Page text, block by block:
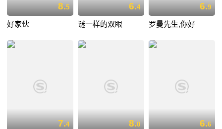
8.5
好家伙
6.4
谜一样的双眼
6.9
罗曼先生,你好
7.4 8.0 6.6